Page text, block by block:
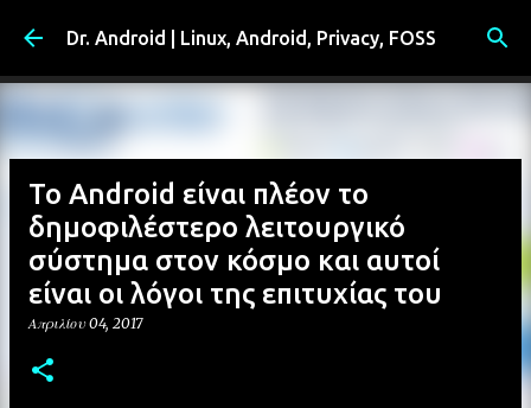
Μετάβαση στο κύριο περιεχόμενο
Dr. Android | Linux, Android, Privacy, FOSS
Το Android είναι πλέον το
δημοφιλέστερο λειτουργικό
σύστημα στον κόσμο και αυτοί
είναι οι λόγοι της επιτυχίας του
Απριλίου 04, 2017